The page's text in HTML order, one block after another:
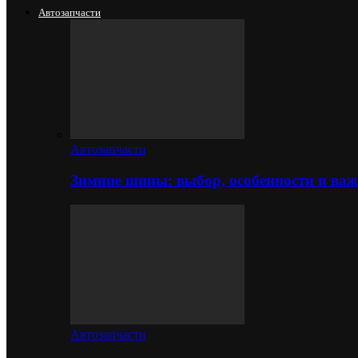
Автозапчасти
Автозапчасти
Зимние шины: выбор, особенности и
Автозапчасти